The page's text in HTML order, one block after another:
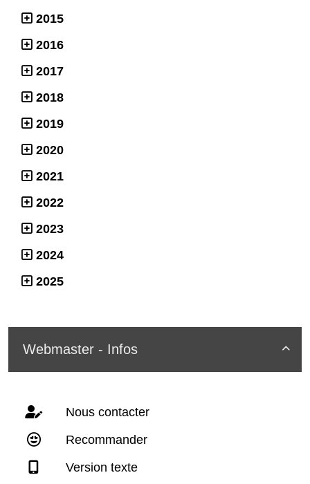
2015
2016
2017
2018
2019
2020
2021
2022
2023
2024
2025

Webmaster - Infos
Nous contacter
Recommander
Version texte